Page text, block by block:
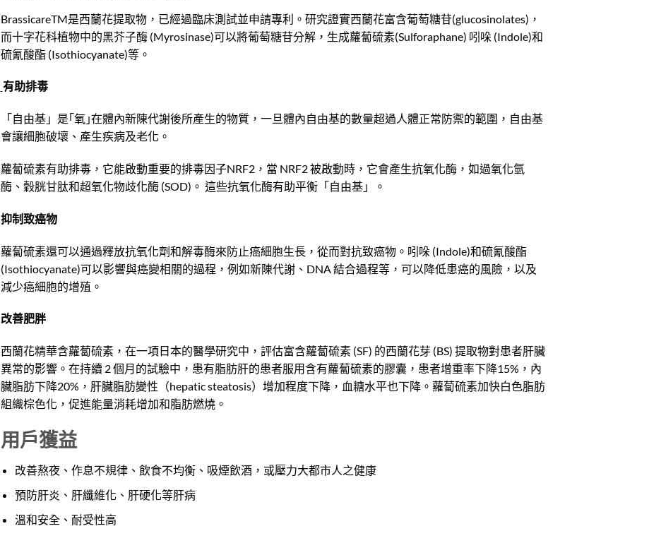
BrassicareTM是西蘭花提取物，已經過臨床測試並申請專利。研究證實西蘭花富含葡萄糖苷(glucosinolates)，
而十字花科植物中的黑芥子酶 (Myrosinase)可以將葡萄糖苷分解，生成蘿蔔硫素(Sulforaphane) 吲哚 (Indole)和
硫氰酸酯 (Isothiocyanate)等。
有助排毒
「自由基」是｢氧｣在體內新陳代謝後所產生的物質，一旦體內自由基的數量超過人體正常防禦的範圍，自由基
會讓細胞破壞、產生疾病及老化。
蘿蔔硫素有助排毒，它能啟動重要的排毒因子NRF2，當 NRF2 被啟動時，它會產生抗氧化酶，如過氧化氫
酶、穀胱甘肽和超氧化物歧化酶 (SOD)。 這些抗氧化酶有助平衡「自由基」。
抑制致癌物
蘿蔔硫素還可以通過釋放抗氧化劑和解毒酶來防止癌細胞生長，從而對抗致癌物。吲哚 (Indole)和硫氰酸酯
(Isothiocyanate)可以影響與癌變相關的過程，例如新陳代謝、DNA 結合過程等，可以降低患癌的風險，以及
減少癌細胞的增殖。
改善肥胖
西蘭花精華含蘿蔔硫素，在一項日本的醫學研究中，評估富含蘿蔔硫素 (SF) 的西蘭花芽 (BS) 提取物對患者肝臟
異常的影響。在持續 2 個月的試驗中，患有脂肪肝的患者服用含有蘿蔔硫素的膠囊，患者增重率下降15%，內
臟脂肪下降20%，肝臟脂肪變性（hepatic steatosis）增加程度下降，血糖水平也下降。蘿蔔硫素加快白色脂肪
組織棕色化，促進能量消耗增加和脂肪燃燒。
用戶獲益
改善熬夜、作息不規律、飲食不均衡、吸煙飲酒，或壓力大都市人之健康
預防肝炎、肝纖維化、肝硬化等肝病
溫和安全、耐受性高